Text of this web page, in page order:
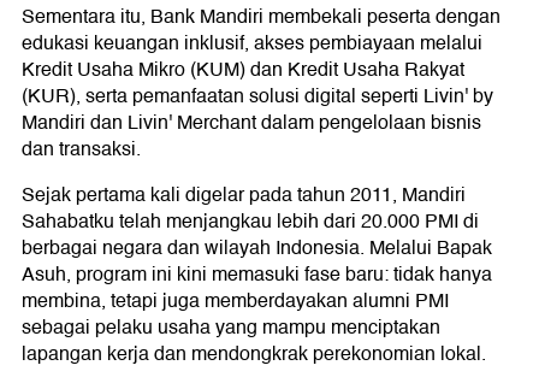
Sementara itu, Bank Mandiri membekali peserta dengan
edukasi keuangan inklusif, akses pembiayaan melalui
Kredit Usaha Mikro (KUM) dan Kredit Usaha Rakyat
(KUR), serta pemanfaatan solusi digital seperti Livin' by
Mandiri dan Livin' Merchant dalam pengelolaan bisnis
dan transaksi.
Sejak pertama kali digelar pada tahun 2011, Mandiri
Sahabatku telah menjangkau lebih dari 20.000 PMI di
berbagai negara dan wilayah Indonesia. Melalui Bapak
Asuh, program ini kini memasuki fase baru: tidak hanya
membina, tetapi juga memberdayakan alumni PMI
sebagai pelaku usaha yang mampu menciptakan
lapangan kerja dan mendongkrak perekonomian lokal.